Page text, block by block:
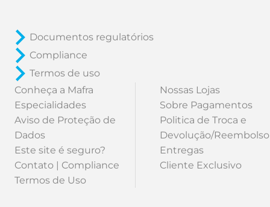
Documentos regulatórios
Compliance
Termos de uso
Conheça a Mafra
Especialidades
Aviso de Proteção de
Dados
Este site é seguro?
Contato | Compliance
Termos de Uso
Nossas Lojas
Sobre Pagamentos
Politica de Troca e
Devolução/Reembolso
Entregas
Cliente Exclusivo